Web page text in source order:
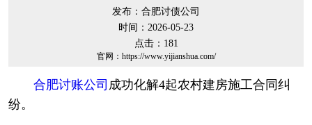
发布：合肥讨债公司
时间：2026-05-23
点击： 181
官网：https://www.yijianshua.com/
合肥讨账公司 成功化解4起农村建房施工合同纠
纷。